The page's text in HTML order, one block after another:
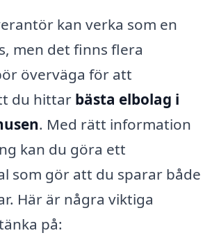
kan verka som en
men det finns flera
överväga för att
du hittar bästa elbolag i
. Med rätt information
kan du göra ett
som gör att du sparar både
Här är några viktiga
på: